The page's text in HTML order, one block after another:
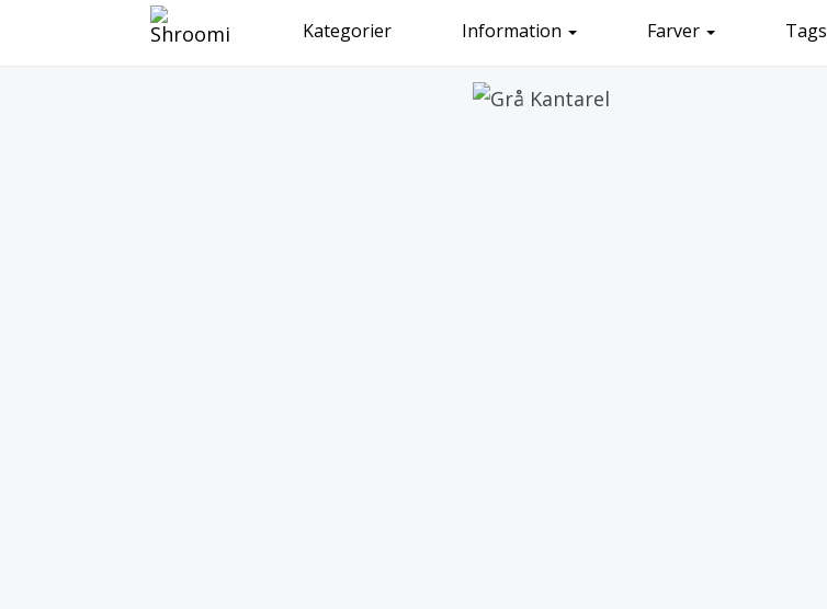
Kategorier Information Farver Tags